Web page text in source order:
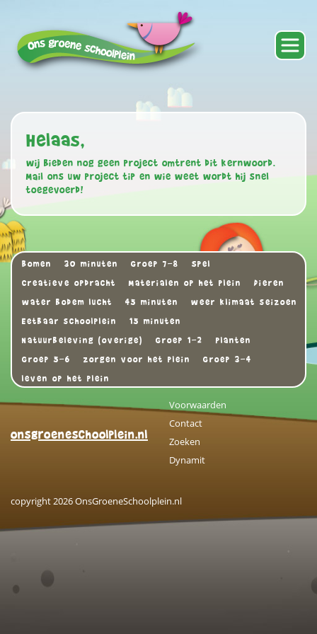
Helaas,
wij bieden nog geen project omtrent dit kernwoord.
Mail ons uw project tip en wie weet wordt hij snel
toegevoerd!
Bomen 30 minuten Groep 7-8
Spel
Creatieve opdracht
Materialen op het plein
Dieren
water bodem lucht
45 minuten
weer klimaat seizoen
Eetbaar schoolplein
15 minuten
Natuurbeleving (overige)
Groep 1-2
Planten
Groep 5-6
zorgen voor het plein
Groep 3-4
leven op het plein
onsgroeneschoolplein.nl
Voorwaarden
Contact
Zoeken
Dynamit
copyright 2026 OnsGroeneSchoolplein.nl